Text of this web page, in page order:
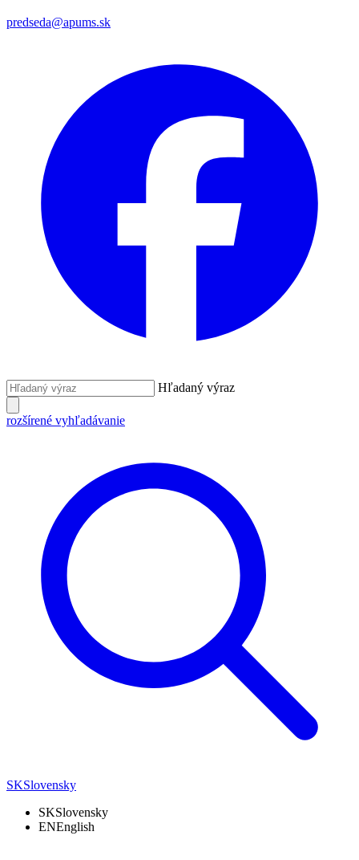
predseda@apums.sk
Hľadaný výraz
rozšírené vyhľadávanie
SKSlovensky
SKSlovensky
ENEnglish